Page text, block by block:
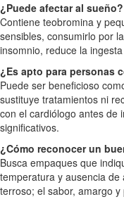
¿Puede afectar al sueño?
Contiene teobromina y
sensibles, consumirlo por
insomnio, reduce la
¿Es apto para personas
Puede ser beneficioso
sustituye tratamientos ni
con el cardiólogo antes de
significativos.
¿Cómo reconocer un
Busca empaques que
temperatura y ausencia
terroso; el sabor, amargo y